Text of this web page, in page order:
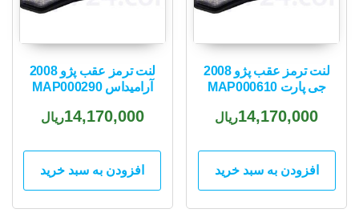
لنت ترمز عقب پژو 2008
جی پارت MAP000610
14,170,000ریال
افزودن به سبد خرید
لنت ترمز عقب پژو 2008
آرامیداس MAP000290
14,170,000ریال
افزودن به سبد خرید